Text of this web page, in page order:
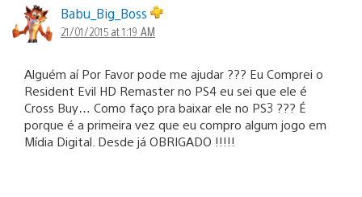
Babu_Big_Boss
21/01/2015 at 1:19 AM
Alguém aí Por Favor pode me ajudar ??? Eu Comprei o
Resident Evil HD Remaster no PS4 eu sei que ele é
Cross Buy… Como faço pra baixar ele no PS3 ??? É
porque é a primeira vez que eu compro algum jogo em
Mídia Digital. Desde já OBRIGADO !!!!!